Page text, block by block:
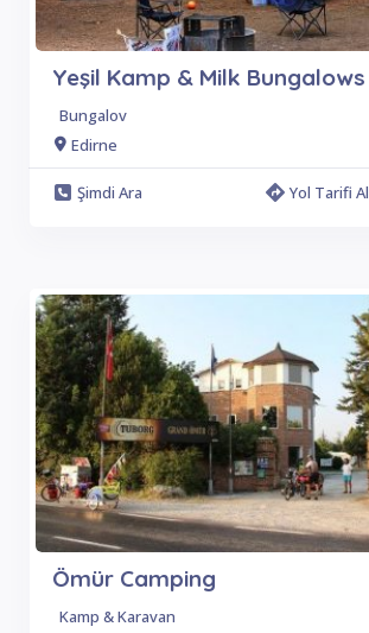
Yeşil Kamp & Milk Bungalows
Bungalov
Edirne
Şimdi Ara
Yol Tarifi Al
Ömür Camping
Kamp & Karavan